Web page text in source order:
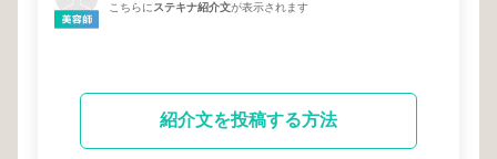
こちらにステキナ紹介文が表示されます
紹介文を投稿する方法